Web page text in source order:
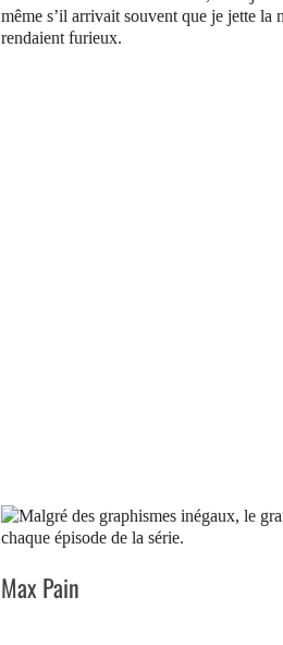
même s’il arrivait souvent que je jette la
rendaient furieux.
Max Pain